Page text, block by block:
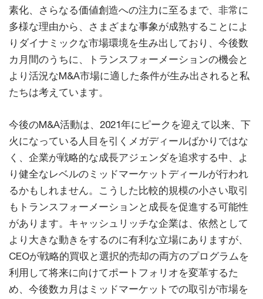
素化、さらなる価値創造への注力に至るまで、非常に
多様な理由から、さまざまな事象が成熟することによ
りダイナミックな市場環境を生み出しており、今後数
カ月間のうちに、トランスフォーメーションの機会と
より活況なM&A市場に適した条件が生み出されると私
たちは考えています。
今後のM&A活動は、2021年にピークを迎えて以来、下
火になっている人目を引くメガディールばかりではな
く、企業が戦略的な成長アジェンダを追求する中、よ
り健全なレベルのミッドマーケットディールが行われ
るかもしれません。こうした比較的規模の小さい取引
もトランスフォーメーションと成長を促進する可能性
があります。キャッシュリッチな企業は、依然として
より大きな動きをするのに有利な立場にありますが、
CEOが戦略的買収と選択的売却の両方のプログラムを
利用して将来に向けてポートフォリオを変革するた
め、今後数カ月はミッドマーケットでの取引が市場を